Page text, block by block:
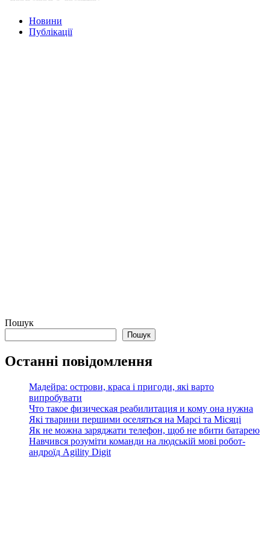
Новини
Публікації
Пошук
Пошук
Останні повідомлення
Мадейра: острови, краса і пригоди, які варто
випробувати
Что такое физическая реабилитация и кому она нужна
Які тварини першими оселяться на Марсі та Місяці
Як не можна заряджати телефон, щоб не вбити батарею
Навчився розуміти команди на людській мові робот-
андроїд Agility Digit